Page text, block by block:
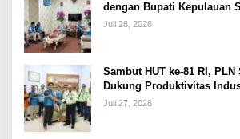
dengan Bupati Kepulauan
Keandalan Sistem
Juli 28, 2026
Sambut HUT ke-81 RI,
Dukung Produktivitas
Penambahan Daya PT J
Juli 27, 2026